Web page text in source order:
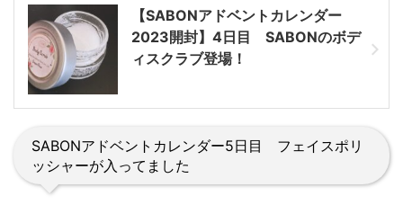
【SABONアドベントカレンダー
2023開封】4日目 SABONのボデ
ィスクラブ登場！
SABONアドベントカレンダー5日目 フェイスポリ
ッシャーが入ってました